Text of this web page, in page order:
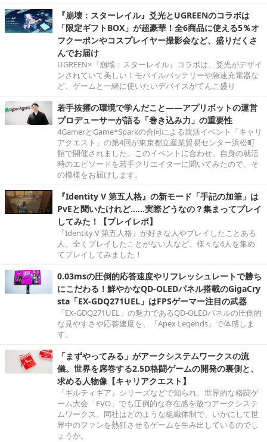
『崩壊：スターレイル』爻光とUGREENのコラボは
「限定ギフトBOX」が超豪華！全6商品に使える5％オ
フクーポンやコスプレイヤー撮影会など、盛りだくさ
んでお届け
UGREEN×『崩壊：スターレイル』コラボは、爻光がデザイ
ンされていて美しい！モバイルバッテリーや急速充電器な
ど、ゲームと一緒に使いたいデバイスがてんこ盛り
若手抜擢の環境で学んだこと――アプリボットの運営
プロデューサーが語る「巻き込み力」の重要性
4GamerとGame*Sparkの合同による就活イベント「キャリ
アクエスト」の第4回が東京都立産業貿易センター浜松町
館で開催されました。このイベントに合わせ、自身の就活
時のエピソードを若手クリエイターに聞いてみたので、そ
の模様をお届けします。
『Identity V 第五人格』の新モード「手記の加筆」は
PvEと聞いたけれど……実際どうなの？集まってプレイ
してみた！【プレイレポ】
『Identity V 第五人格』が好きな人やプレイしたことある
人、全くプレイしたことがない人など、様々な4人を集め
てプレイしてみました！
0.03msの圧倒的応答速度やリフレッシュレートで勝ち
にこだわる！鮮やかなQD-OLEDパネル搭載のGigaCry
sta「EX-GDQ271UEL」はFPSゲーマー注目の武器
「EX-GDQ271UEL」の魅力であるQD-OLEDパネルの圧倒的
な見やすさや応答速度を、『Apex Legends』で体感しま
す。
「まずやってみる」がアークシステムワークスの流
儀。世界を席巻する2.5D格闘ゲームの開発の裏側と、
求める人物像【キャリアクエスト】
『ギルティギア』シリーズなどで知られ、世界的な格闘ゲ
ーム大会「EVO」でも圧倒的な存在感を放つアークシステ
ムワークス。同社はどのような組織体制で、いかにして世
界中のファンを熱狂させるゲームを生み出しているのでし
ょうか。